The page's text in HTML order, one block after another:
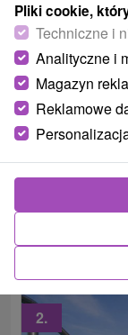
Relax SPA
idealny
Od 1 Noce
Pobyt z
dostępem do
zabiegi
2.
Pliki cookie,
Techniczne i
Analityczne i
Magazyn
Reklamowe